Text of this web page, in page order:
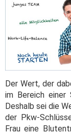
Der Wert, der
im Bereich
Deshalb sei die
der Pkw-
Frau eine